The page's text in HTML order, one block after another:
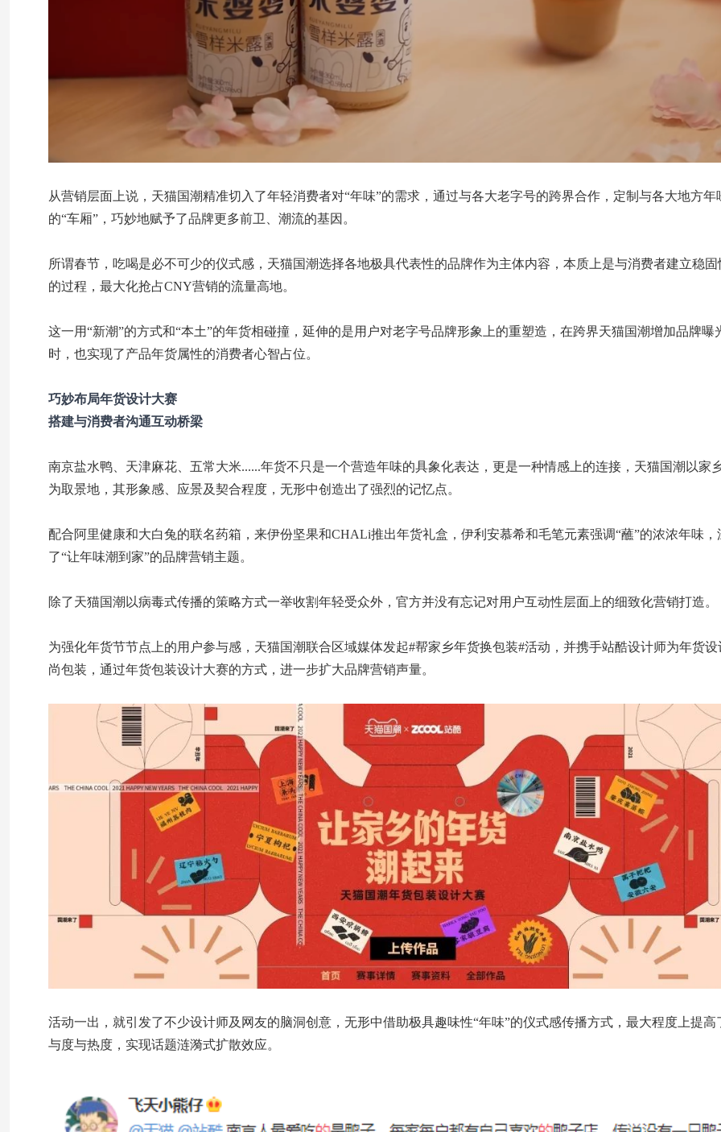
从营销层面上说，天猫国潮精准切入了年轻消费者对“年味”的需求，通过与各大老字号的跨界合作，定制与各大地方年
的“车厢”，巧妙地赋予了品牌更多前卫、潮流的基因。
所谓春节，吃喝是必不可少的仪式感，天猫国潮选择各地极具代表性的品牌作为主体内容，本质上是与消费者建立稳
的过程，最大化抢占CNY营销的流量高地。
这一用“新潮”的方式和“本土”的年货相碰撞，延伸的是用户对老字号品牌形象上的重塑造，在跨界天猫国潮增加品牌曝
时，也实现了产品年货属性的消费者心智占位。
巧妙布局年货设计大赛
搭建与消费者沟通互动桥梁
南京盐水鸭、天津麻花、五常大米......年货不只是一个营造年味的具象化表达，更是一种情感上的连接，天猫国潮以家
为取景地，其形象感、应景及契合程度，无形中创造出了强烈的记忆点。
配合阿里健康和大白兔的联名药箱，来伊份坚果和CHALi推出年货礼盒，伊利安慕希和毛笔元素强调“蘸”的浓浓年味，
了“让年味潮到家”的品牌营销主题。
除了天猫国潮以病毒式传播的策略方式一举收割年轻受众外，官方并没有忘记对用户互动性层面上的细致化营销打造。
为强化年货节节点上的用户参与感，天猫国潮联合区域媒体发起#帮家乡年货换包装#活动，并携手站酷设计师为年货
尚包装，通过年货包装设计大赛的方式，进一步扩大品牌营销声量。
活动一出，就引发了不少设计师及网友的脑洞创意，无形中借助极具趣味性“年味”的仪式感传播方式，最大程度上提高
与度与热度，实现话题涟漪式扩散效应。